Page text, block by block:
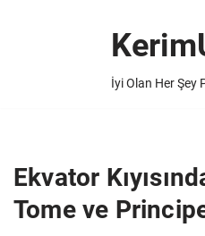
İyi Olan Her Şey
Ekvator
Tome ve